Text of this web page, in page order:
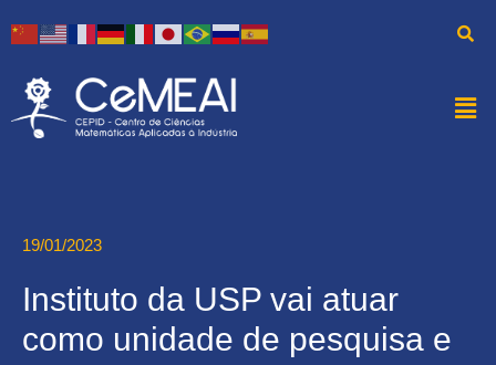
19/01/2023
Instituto da USP vai atuar
como unidade de pesquisa e